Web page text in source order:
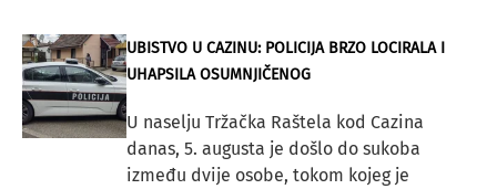
UBISTVO U CAZINU: POLICIJA BRZO LOCIRALA I
UHAPSILA OSUMNJIČENOG
U naselju Tržačka Raštela kod Cazina
danas, 5. augusta je došlo do sukoba
između dvije osobe, tokom kojeg je